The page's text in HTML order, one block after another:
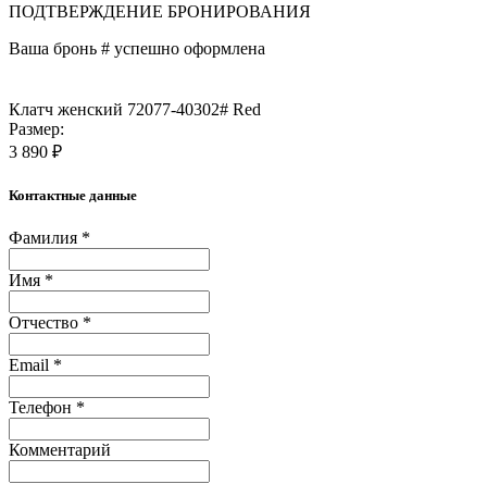
ПОДТВЕРЖДЕНИЕ БРОНИРОВАНИЯ
Ваша бронь # успешно оформлена
Клатч женский 72077-40302# Red
Размер:
3 890 ₽
Контактные данные
Фамилия *
Имя *
Отчество *
Email *
Телефон *
Комментарий